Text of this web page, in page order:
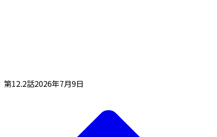
第12.2話2026年7月9日